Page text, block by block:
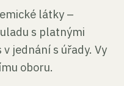
látky –
s platnými
jednání s úřady. Vy
oboru.